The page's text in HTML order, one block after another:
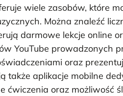
wiele zasobów, które
Można znaleźć
darmowe lekcje online
YouTube prowadzonych
oraz
także aplikacje mobilne
ćwiczenia oraz możliwość